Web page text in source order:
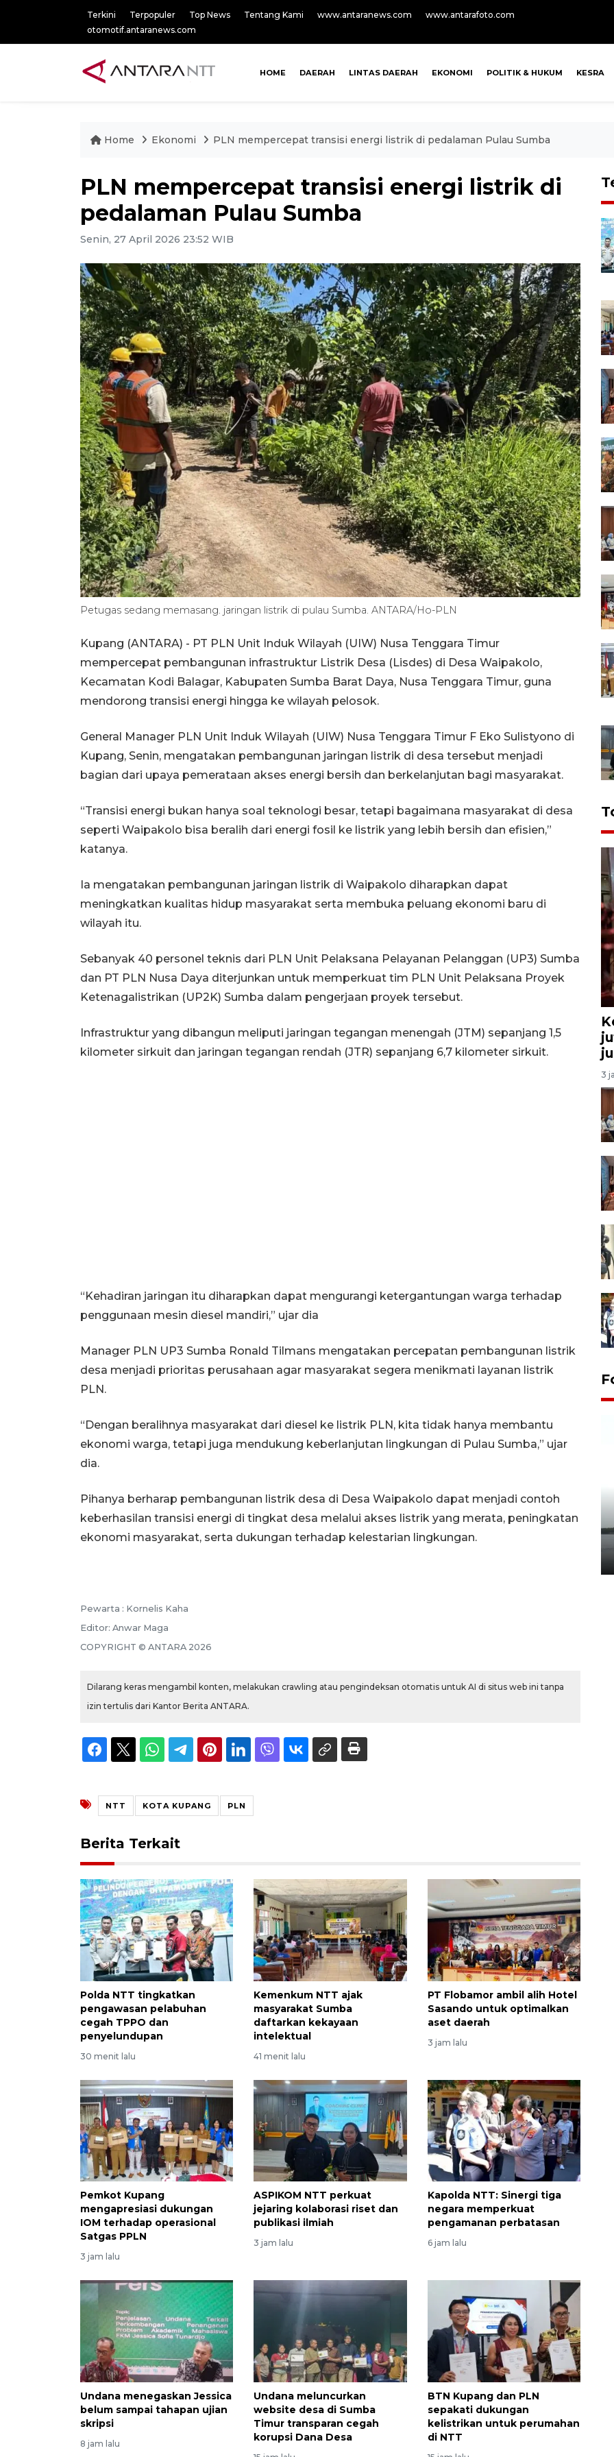
Terkini Terpopuler Top News Tentang Kami www.antaranews.com
www.antarafoto.com
otomotif.antaranews.com
HOME DAERAH LINTAS DAERAH EKONOMI POLITIK & HUKUM KESRA
Home Ekonomi PLN mempercepat transisi energi listrik di pedalaman Pulau Sumba
PLN mempercepat transisi energi listrik di
pedalaman Pulau Sumba
Senin, 27 April 2026 23:52 WIB
Petugas sedang memasang. jaringan listrik di pulau Sumba. ANTARA/Ho-PLN
Kupang (ANTARA) - PT PLN Unit Induk Wilayah (UIW) Nusa Tenggara Timur
mempercepat pembangunan infrastruktur Listrik Desa (Lisdes) di Desa Waipakolo,
Kecamatan Kodi Balagar, Kabupaten Sumba Barat Daya, Nusa Tenggara Timur, guna
mendorong transisi energi hingga ke wilayah pelosok.
General Manager PLN Unit Induk Wilayah (UIW) Nusa Tenggara Timur F Eko Sulistyono di
Kupang, Senin, mengatakan pembangunan jaringan listrik di desa tersebut menjadi
bagian dari upaya pemerataan akses energi bersih dan berkelanjutan bagi masyarakat.
“Transisi energi bukan hanya soal teknologi besar, tetapi bagaimana masyarakat di desa
seperti Waipakolo bisa beralih dari energi fosil ke listrik yang lebih bersih dan efisien,”
katanya.
Ia mengatakan pembangunan jaringan listrik di Waipakolo diharapkan dapat
meningkatkan kualitas hidup masyarakat serta membuka peluang ekonomi baru di
wilayah itu.
Sebanyak 40 personel teknis dari PLN Unit Pelaksana Pelayanan Pelanggan (UP3) Sumba
dan PT PLN Nusa Daya diterjunkan untuk memperkuat tim PLN Unit Pelaksana Proyek
Ketenagalistrikan (UP2K) Sumba dalam pengerjaan proyek tersebut.
Infrastruktur yang dibangun meliputi jaringan tegangan menengah (JTM) sepanjang 1,5
kilometer sirkuit dan jaringan tegangan rendah (JTR) sepanjang 6,7 kilometer sirkuit.
“Kehadiran jaringan itu diharapkan dapat mengurangi ketergantungan warga terhadap
penggunaan mesin diesel mandiri,” ujar dia
Manager PLN UP3 Sumba Ronald Tilmans mengatakan percepatan pembangunan listrik
desa menjadi prioritas perusahaan agar masyarakat segera menikmati layanan listrik
PLN.
“Dengan beralihnya masyarakat dari diesel ke listrik PLN, kita tidak hanya membantu
ekonomi warga, tetapi juga mendukung keberlanjutan lingkungan di Pulau Sumba,” ujar
dia.
Pihanya berharap pembangunan listrik desa di Desa Waipakolo dapat menjadi contoh
keberhasilan transisi energi di tingkat desa melalui akses listrik yang merata, peningkatan
ekonomi masyarakat, serta dukungan terhadap kelestarian lingkungan.
Pewarta : Kornelis Kaha
Editor: Anwar Maga
COPYRIGHT © ANTARA 2026
Dilarang keras mengambil konten, melakukan crawling atau pengindeksan otomatis untuk AI di situs web ini tanpa
izin tertulis dari Kantor Berita ANTARA.
NTT KOTA KUPANG PLN
Berita Terkait
Polda NTT tingkatkan
pengawasan pelabuhan
cegah TPPO dan
penyelundupan
30 menit lalu
Kemenkum NTT ajak
masyarakat Sumba
daftarkan kekayaan
intelektual
41 menit lalu
PT Flobamor ambil alih Hotel
Sasando untuk optimalkan
aset daerah
3 jam lalu
Pemkot Kupang
mengapresiasi dukungan
IOM terhadap operasional
Satgas PPLN
3 jam lalu
ASPIKOM NTT perkuat
jejaring kolaborasi riset dan
publikasi ilmiah
3 jam lalu
Kapolda NTT: Sinergi tiga
negara memperkuat
pengamanan perbatasan
6 jam lalu
Undana menegaskan Jessica
belum sampai tahapan ujian
skripsi
8 jam lalu
Undana meluncurkan
website desa di Sumba
Timur transparan cegah
korupsi Dana Desa
BTN Kupang dan PLN
sepakati dukungan
kelistrikan untuk perumahan
di NTT
3
Pelepasan Tukik di Pantai
Kelapa Tinggi